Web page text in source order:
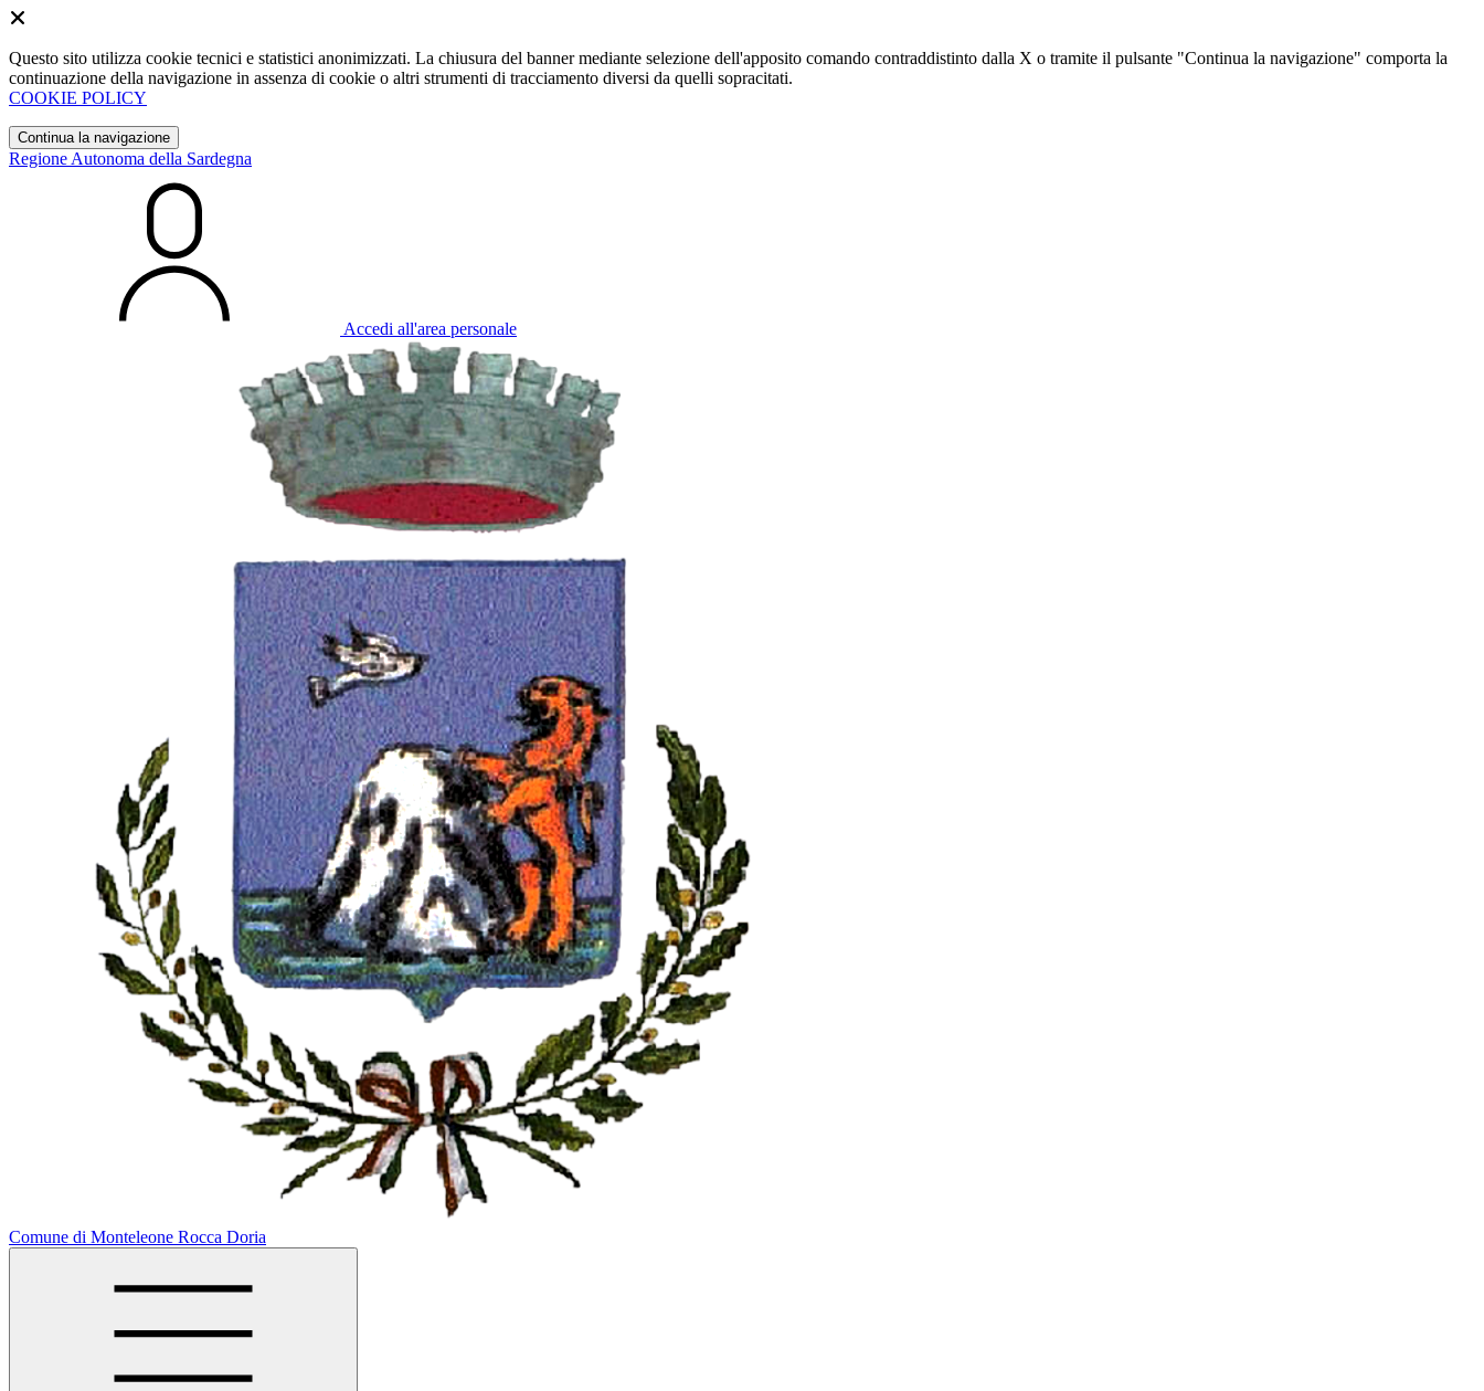
Questo sito utilizza cookie tecnici e statistici anonimizzati. La chiusura del banner mediante selezione dell'apposito comando contraddistinto dalla X o tramite il pulsante "Continua la navigazione" comporta la
continuazione della navigazione in assenza di cookie o altri strumenti di tracciamento diversi da quelli sopracitati.
COOKIE POLICY
Continua la navigazione
Regione Autonoma della Sardegna
Accedi all'area personale
Comune di Monteleone Rocca Doria